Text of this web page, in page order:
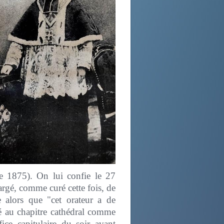
1875). On lui confie le 27
comme curé cette fois, de
alors que "cet orateur a de
chapitre cathédral comme